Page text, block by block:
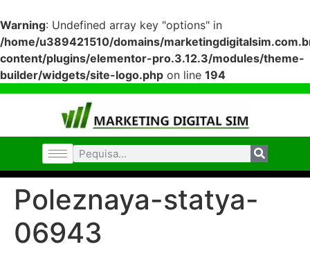
Warning: Undefined array key "options" in
/home/u389421510/domains/
content/plugins/elementor-pro.3.12.3/modules/theme-
builder/widgets/site-logo.php on line 194
Poleznaya-statya-
06943